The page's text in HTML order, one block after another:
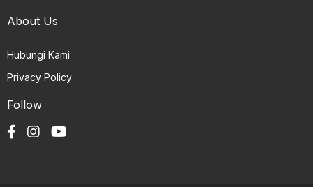
About Us
Hubungi Kami
Privacy Policy
Follow